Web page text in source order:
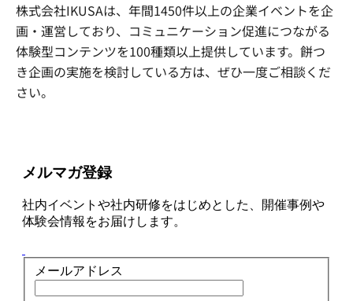
株式会社IKUSAは、年間1450件以上の企業イベントを企
画・運営しており、コミュニケーション促進につながる
体験型コンテンツを100種類以上提供しています。餅つ
き企画の実施を検討している方は、ぜひ一度ご相談くだ
さい。